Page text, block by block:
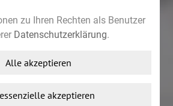
ableitet
ausgewählte
zu Ihren Rechten als Benutzer
Datenschutzerklärung.
Alle akzeptieren
akzeptieren